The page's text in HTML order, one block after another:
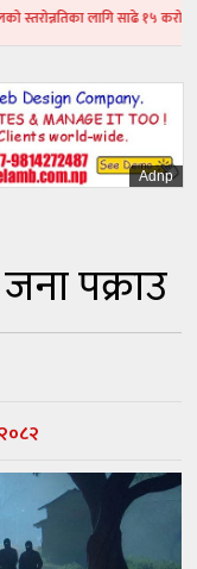
लागि साढे १५ करोड बजेट
Adnp
पक्राउ